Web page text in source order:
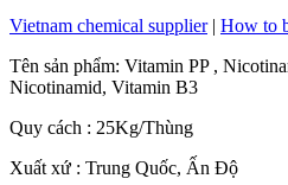
Vietnam chemical supplier| How to
Tên sản phẩm: Vitamin PP ,
Nicotinamid, Vitamin B3
Quy cách : 25Kg/Thùng
Xuất xứ : Trung Quốc, Ấn Độ